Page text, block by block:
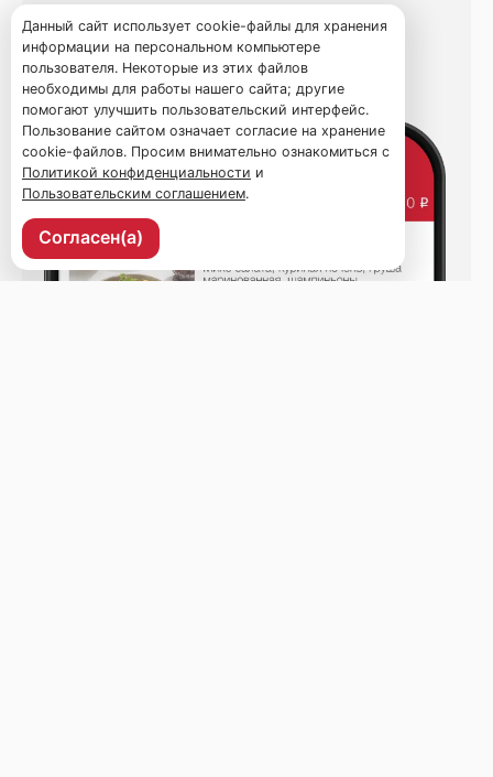
Данный сайт использует cookie-файлы для хранения
информации на персональном компьютере
пользователя. Некоторые из этих файлов
необходимы для работы нашего сайта; другие
помогают улучшить пользовательский интерфейс.
Пользование сайтом означает согласие на хранение
cookie-файлов. Просим внимательно ознакомиться с
Политикой конфиденциальности и
Пользовательским соглашением.
Согласен(а)